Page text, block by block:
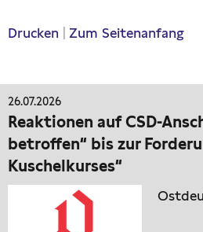
Drucken Zum Seitenanfang
26.07.2026
Reaktionen auf CSD-
betroffen“ bis zur
Kuschelkurses“